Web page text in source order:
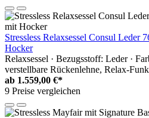
Stressless Relaxsessel Consul Leder
Hocker
Relaxsessel · Bezugsstoff: Leder ·
verstellbare Rückenlehne, Relax-
ab 1.559,00 €*
9 Preise vergleichen